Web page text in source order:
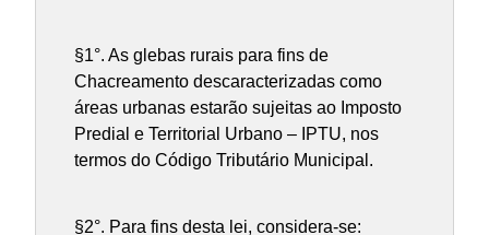
§1°. As glebas rurais para fins de
Chacreamento descaracterizadas como
áreas urbanas estarão sujeitas ao Imposto
Predial e Territorial Urbano – IPTU, nos
termos do Código Tributário Municipal.
§2°. Para fins desta lei, considera-se: